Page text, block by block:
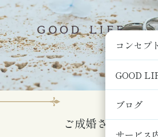
コンセプト
GOOD
ブログ
コンセプト
GOOD
ブログ
ご成婚された方の